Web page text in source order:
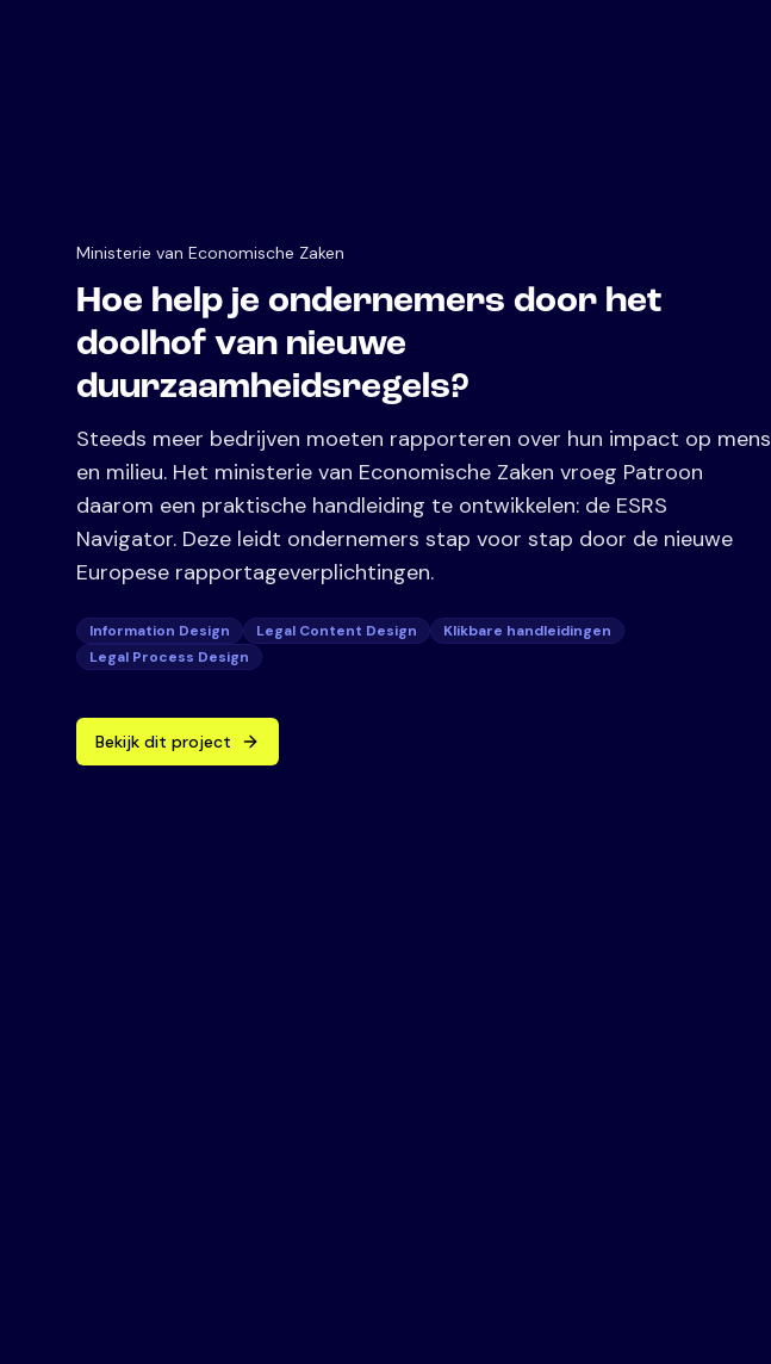
Ministerie van Economische Zaken
Hoe help je ondernemers door het
doolhof van nieuwe
duurzaamheidsregels?
Steeds meer bedrijven moeten rapporteren over hun impact op mens
en milieu. Het ministerie van Economische Zaken vroeg Patroon
daarom een praktische handleiding te ontwikkelen: de ESRS
Navigator. Deze leidt ondernemers stap voor stap door de nieuwe
Europese rapportageverplichtingen.
Information Design Legal Content Design
Klikbare handleidingen
Legal Process Design
Bekijk dit project